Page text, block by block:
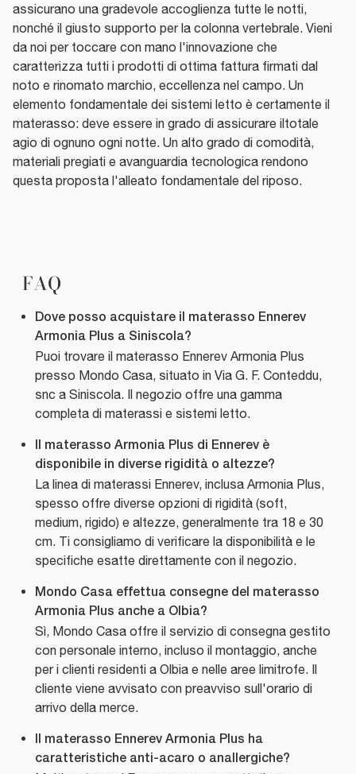
assicurano una gradevole accoglienza tutte le notti,
nonché il giusto supporto per la colonna vertebrale. Vieni
da noi per toccare con mano l'innovazione che
caratterizza tutti i prodotti di ottima fattura firmati dal
noto e rinomato marchio, eccellenza nel campo. Un
elemento fondamentale dei sistemi letto è certamente il
materasso: deve essere in grado di assicurare iltotale
agio di ognuno ogni notte. Un alto grado di comodità,
materiali pregiati e avanguardia tecnologica rendono
questa proposta l'alleato fondamentale del riposo.
FAQ
Dove posso acquistare il materasso Ennerev
Armonia Plus a Siniscola?
Puoi trovare il materasso Ennerev Armonia Plus
presso Mondo Casa, situato in Via G. F. Conteddu,
snc a Siniscola. Il negozio offre una gamma
completa di materassi e sistemi letto.
Il materasso Armonia Plus di Ennerev è
disponibile in diverse rigidità o altezze?
La linea di materassi Ennerev, inclusa Armonia Plus,
spesso offre diverse opzioni di rigidità (soft,
medium, rigido) e altezze, generalmente tra 18 e 30
cm. Ti consigliamo di verificare la disponibilità e le
specifiche esatte direttamente con il negozio.
Mondo Casa effettua consegne del materasso
Armonia Plus anche a Olbia?
Sì, Mondo Casa offre il servizio di consegna gestito
con personale interno, incluso il montaggio, anche
per i clienti residenti a Olbia e nelle aree limitrofe. Il
cliente viene avvisato con preavviso sull'orario di
arrivo della merce.
Il materasso Ennerev Armonia Plus ha
caratteristiche anti-acaro o anallergiche?